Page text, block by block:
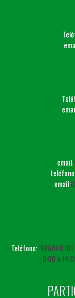
email:
email:
Teléfono: 928648181
8:00 a